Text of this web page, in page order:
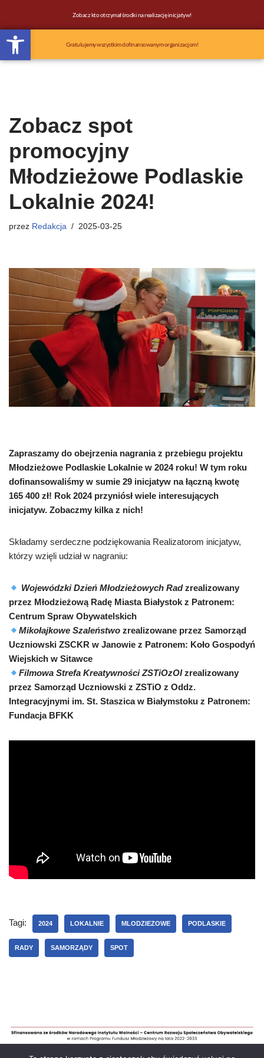
Otwórz pasek narzędzi
Przejdź
do
treści
Zobacz kto otrzymał środki na realizację inicjatyw!
Gratulujemy wszystkim dofinansowanym organizacjom!
Zobacz spot
promocyjny
Młodzieżowe Podlaskie
Lokalnie 2024!
przez Redakcja 2025-03-25
Zapraszamy do obejrzenia nagrania z przebiegu projektu
Młodzieżowe Podlaskie Lokalnie w 2024 roku! W tym roku
dofinansowaliśmy w sumie 29 inicjatyw na łączną kwotę
165 400 zł! Rok 2024 przyniósł wiele interesujących
inicjatyw. Zobaczmy kilka z nich!
Składamy serdeczne podziękowania Realizatorom inicjatyw,
którzy wzięli udział w nagraniu:
Wojewódzki Dzień Młodzieżowych Radzrealizowany
przez Młodzieżową Radę Miasta Białystok z Patronem:
Centrum Spraw Obywatelskich
Mikołajkowe Szaleństwo zrealizowane przez Samorząd
Uczniowski ZSCKR w Janowie z Patronem: Koło Gospodyń
Wiejskich w Sitawce
Filmowa Strefa Kreatywności ZSTiOzOIzrealizowany
przez Samorząd Uczniowski z ZSTiO z Oddz.
Integracyjnymi im. St. Staszica w Białymstoku z Patronem:
Fundacja BFKK
Tagi: 2024 LOKALNIE MLODZIEZOWE PODLASKIE
RADY SAMORZĄDY SPOT